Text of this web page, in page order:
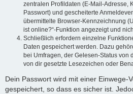
zentralen Profildaten (E-Mail-Adresse,
Passwort) und gescheiterte
übermittelte Browser-Kennzeichnung
ist online?“-Funktion angezeigt und
Schließlich erfordern einzelne
Daten gespeichert werden. Dazu
bei Umfragen, der Gelesen-Status von
von dir gesetzte Lesezeichen oder
Dein Passwort wird mit einer Einwege-
gespeichert, so dass es sicher ist.